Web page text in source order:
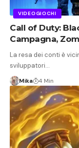
VIDEOGIOCHI
Call of Duty:
Campagna,
La resa dei conti è
sviluppatori…
Mika 4 Min